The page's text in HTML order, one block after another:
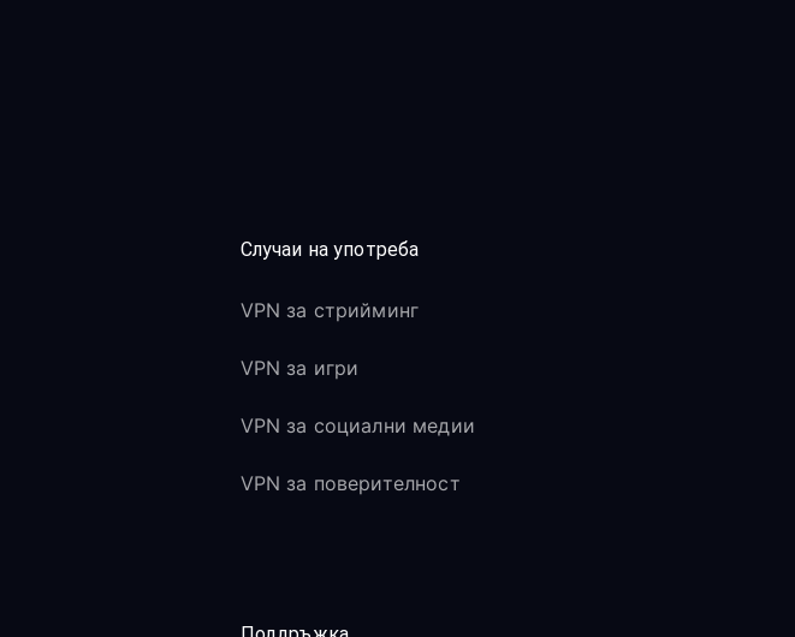
Случаи на употреба
VPN за стрийминг
VPN за игри
VPN за социални медии
VPN за поверителност